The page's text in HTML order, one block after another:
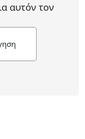
αυτόν τον